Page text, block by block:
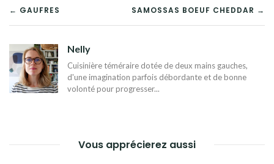
NAVIGATION
DE
L’ARTICLE
← GAUFRES SAMOSSAS BOEUF CHEDDAR →
Nelly
Cuisinière téméraire dotée de deux mains gauches,
d'une imagination parfois débordante et de bonne
volonté pour progresser...
Vous apprécierez aussi